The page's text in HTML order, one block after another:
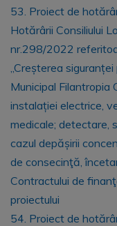
53. Proiect de
Hotărârii Consiliului
nr.298/2022
,,Creșterea
Municipal Filantropia
instalației electrice,
medicale; detectare,
cazul depășirii
de consecinţă,
Contractului de
proiectului
54. Proiect de